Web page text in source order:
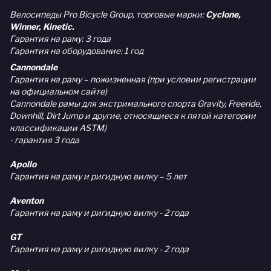
Велосипеды Pro Bicycle Group, торговые марки:Cyclone,
Winner, Kinetic.
Гарантия на раму: 3 года
Гарантия на оборудование: 1 год
Cannondale
Гарантия на раму – пожизненная (при условии регистрации
на официальном сайте)
Cannondale рамы для экстримального спорта Gravity, Freeride,
Downhill, Dirt Jump и другие, относящиеся к пятой категории
классификации ASTM)
- гарантия 3 года
Apollo
Гарантия на раму и ригидную вилку – 5 лет
Aventon
Гарантия на раму и ригидную вилку - 2 года
GT
Гарантия на раму и ригидную вилку - 2 года